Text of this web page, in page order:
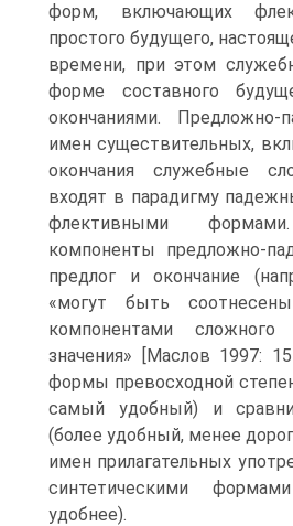
форм, включающих
простого будущего,
времени, при этом
форме составного
оконча­ниями.
имен существительных,
окончания служебные
входят в парадигму
флективными
компоненты предложно-
предлог и окончание
«могут быть
компонентами сложного
значения» [Маслов 1997:
формы превосходной
самый удобный) и
(более удобный, менее
имен прилагательных
синтетическими
удобнее).